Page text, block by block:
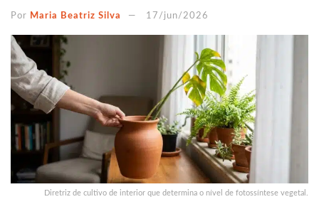
Por Maria Beatriz Silva 17/jun/2026
Diretriz de cultivo de interior que determina o nível de fotossíntese vegetal.